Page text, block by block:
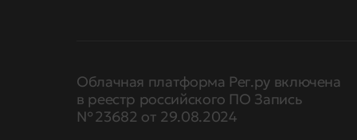
Облачная платформа Рег.ру включена
в реестр российского ПО Запись
№ 23682 от 29.08.2024